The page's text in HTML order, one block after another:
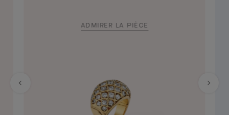
ADMIRER LA PIÈCE